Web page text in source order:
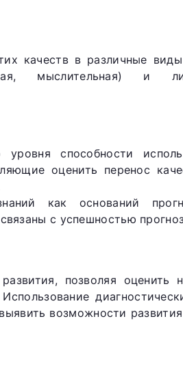
качеств в различные
мыслительная) и
способности
оценить перенос
знаний как оснований
с успешностью
позволяя оценить
возможности